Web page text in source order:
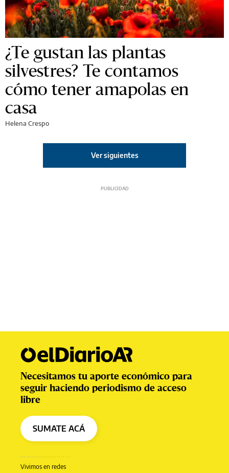
¿Te gustan las plantas
silvestres? Te contamos
cómo tener amapolas en
casa
Helena Crespo
Ver siguientes
Vivimos en redes
Necesitamos tu aporte económico para
seguir haciendo periodismo de acceso
libre
SUMATE ACÁ